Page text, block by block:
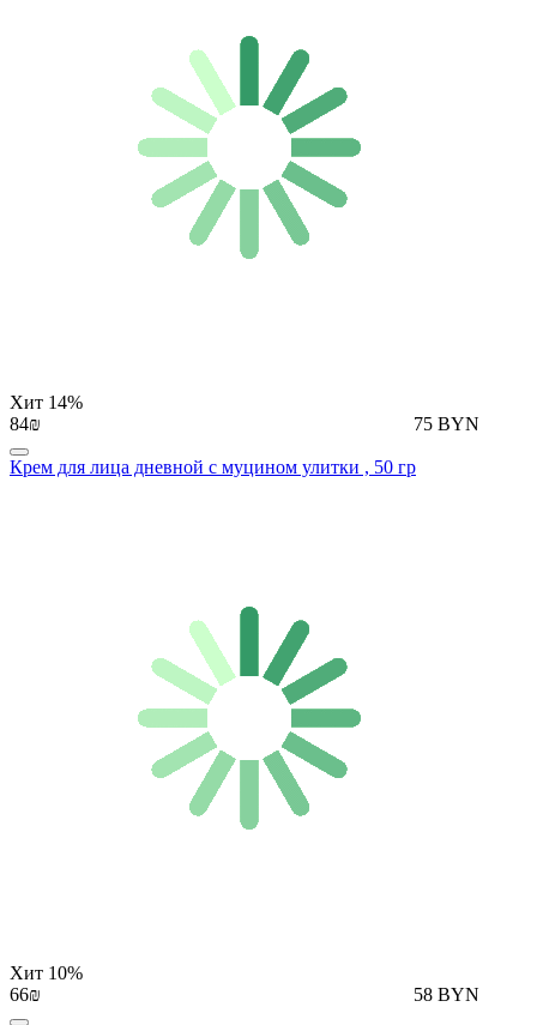
Хит 14%
84₪
75 BYN
Крем для лица дневной с муцином улитки , 50 гр
Хит 10%
66₪
58 BYN